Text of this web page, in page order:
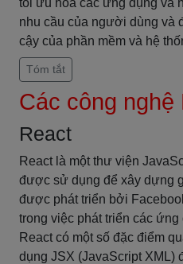
tối ưu hóa các ứng dụng và
nhu cầu của người dùng và
cậy của phần mềm và hệ
Tóm tắt
Các công nghệ
React
React là một thư viện
được sử dụng để xây dựng
được phát triển bởi
trong việc phát triển các
React có một số đặc điểm
dụng JSX (JavaScript XML)